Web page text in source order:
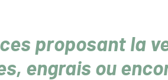
proposant la
engrais ou